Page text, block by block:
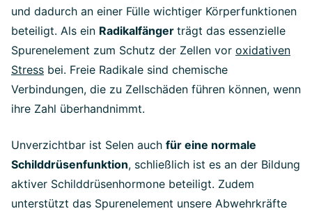
und dadurch an einer Fülle wichtiger Körperfunktionen
beteiligt. Als ein Radikalfänger trägt das essenzielle
Spurenelement zum Schutz der Zellen vor oxidativen
Stress bei. Freie Radikale sind chemische
Verbindungen, die zu Zellschäden führen können, wenn
ihre Zahl überhandnimmt.
Unverzichtbar ist Selen auch für eine normale
Schilddrüsenfunktion, schließlich ist es an der Bildung
aktiver Schilddrüsenhormone beteiligt. Zudem
unterstützt das Spurenelement unsere Abwehrkräfte